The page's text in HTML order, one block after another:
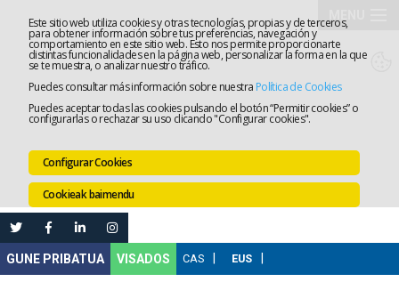
Este sitio web utiliza cookies y otras tecnologías, propias y de terceros,
para obtener información sobre tus preferencias, navegación y
comportamiento en este sitio web. Esto nos permite proporcionarte
distintas funcionalidades en la página web, personalizar la forma en la que
se te muestra, o analizar nuestro tráfico.
Puedes consultar más información sobre nuestra Política de Cookies
Puedes aceptar todas las cookies pulsando el botón “Permitir cookies” o
configurarlas o rechazar su uso clicando "Configurar cookies".
Configurar Cookies
Cookieak baimendu
VISADOS
Elkargoa
Lanaren